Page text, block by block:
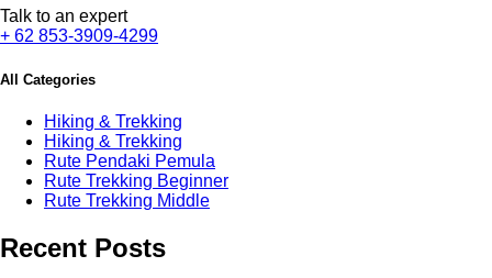
Talk to an expert
+ 62 853-3909-4299
All Categories
Hiking & Trekking
Hiking & Trekking
Rute Pendaki Pemula
Rute Trekking Beginner
Rute Trekking Middle
Recent Posts